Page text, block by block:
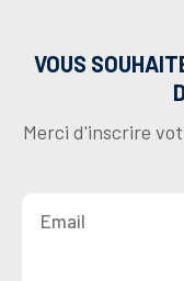
VOUS
Merci d'inscrire